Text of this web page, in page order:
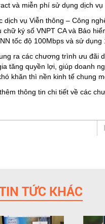
và miễn phí sử dụng dịch
dịch vụ Viễn thông – Công
chữ ký số VNPT CA và Bảo
tốc độ 100Mbps và sử
ra các chương trình ưu đãi
tăng quyền lợi, giúp doanh
khăn thì nền kinh tế chung
thông tin chi tiết về các
TỨC KHÁC